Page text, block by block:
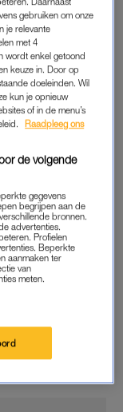
moest nog even
vriendin van
nieuwe huis in en
En toen
ze mij ‘een vieze
‘een slechte
niet de discussie
jaar oud –
binnenvetter, die
maakte
mijn ex-man er
gebruiken om onze
je relevante
met 4
wordt enkel getoond
keuze in. Door op
doeleinden. Wil
kun je opnieuw
of in de menu’s
Raadpleeg ons
de volgende
gegevens
begrijpen aan de
bronnen.
advertenties.
Profielen
Beperkte
aanmaken ter
van
meten.